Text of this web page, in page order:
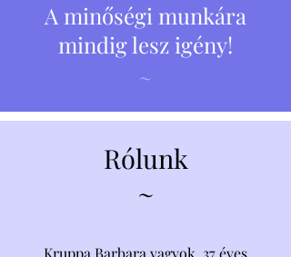
A minőségi munkára
mindig lesz igény!
~
Rólunk
~
Kruppa Barbara vagyok, 37 éves